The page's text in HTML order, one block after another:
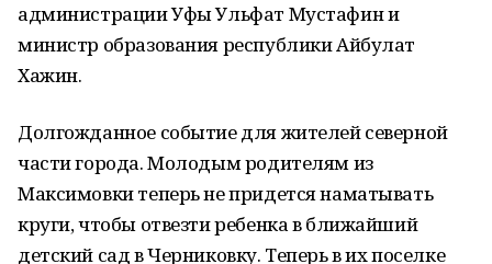
администрации Уфы Ульфат Мустафин и
министр образования республики Айбулат
Хажин.
Долгожданное событие для жителей северной
части города. Молодым родителям из
Максимовки теперь не придется наматывать
круги, чтобы отвезти ребенка в ближайший
детский сад в Черниковку. Теперь в их поселке